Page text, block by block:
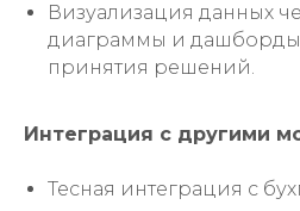
Визуализация данных
диаграммы и дашборды
принятия решений.
Интеграция с другими
Тесная интеграция с